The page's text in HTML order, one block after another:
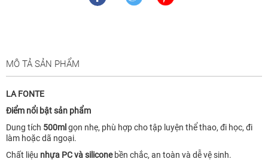
MÔ TẢ SẢN PHẨM
LA FONTE
Điểm nổi bật sản phẩm
Dung tích 500mlgọn nhẹ, phù hợp cho tập luyện thể thao, đi học, đi
làm hoặc dã ngoại.
Chất liệu nhựa PC và siliconebền chắc, an toàn và dễ vệ sinh.